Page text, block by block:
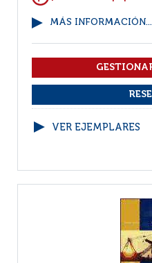
MÁS INFORMACIÓN...
VER EJEMPLARES